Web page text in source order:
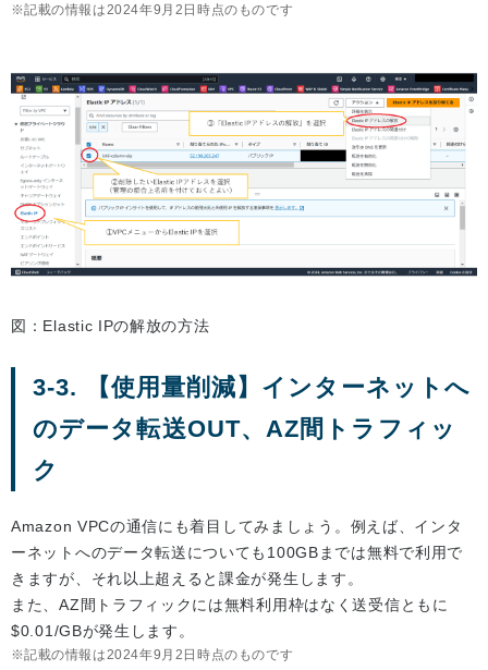
記載の情報は2024年9月2日時点のものです
図：Elastic IPの解放の方法
3-3. 【使用量削減】インターネットへ
のデータ転送OUT、AZ間トラフィッ
ク
Amazon VPCの通信にも着目してみましょう。例えば、インタ
ーネットへのデータ転送についても100GBまでは無料で利用で
きますが、それ以上超えると課金が発生します。
また、AZ間トラフィックには無料利用枠はなく送受信ともに
$0.01/GBが発生します。
記載の情報は2024年9月2日時点のものです